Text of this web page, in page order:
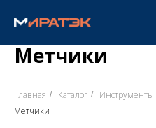
Метчики
Главная / Каталог / Инструменты
Метчики